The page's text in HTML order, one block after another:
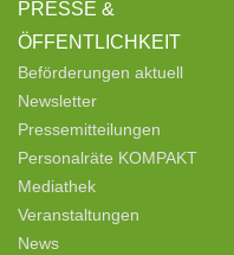
PRESSE &
ÖFFENTLICHKEIT
Beförderungen aktuell
Newsletter
Pressemitteilungen
Personalräte KOMPAKT
Mediathek
Veranstaltungen
News